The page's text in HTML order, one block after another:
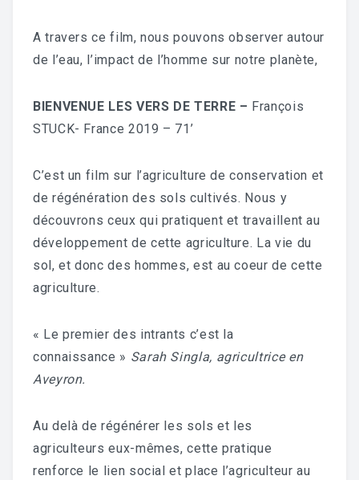
A travers ce film, nous pouvons observer autour
de l’eau, l’impact de l’homme sur notre planète,
BIENVENUE LES VERS DE TERRE – François
STUCK- France 2019 – 71’
C’est un film sur l’agriculture de conservation et
de régénération des sols cultivés. Nous y
découvrons ceux qui pratiquent et travaillent au
développement de cette agriculture. La vie du
sol, et donc des hommes, est au coeur de cette
agriculture.
« Le premier des intrants c’est la
connaissance » Sarah Singla, agricultrice en
Aveyron.
Au delà de régénérer les sols et les
agriculteurs eux-mêmes, cette pratique
renforce le lien social et place l’agriculteur au